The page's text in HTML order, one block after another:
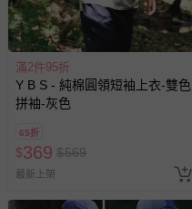
滿2件95折
Y B S - 純棉圓領短袖上衣-雙色
拼袖-灰色
65折
$369 $569
最新上架